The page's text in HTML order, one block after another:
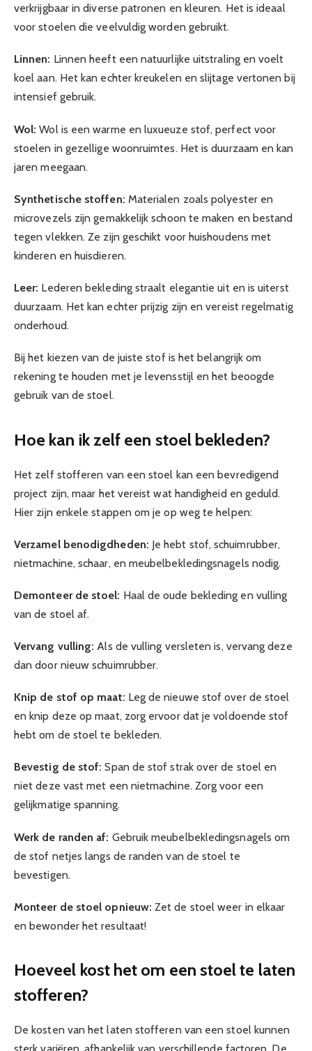
verkrijgbaar in diverse patronen en kleuren. Het is ideaal
voor stoelen die veelvuldig worden gebruikt.
Linnen: Linnen heeft een natuurlijke uitstraling en voelt
koel aan. Het kan echter kreukelen en slijtage vertonen bij
intensief gebruik.
Wol:Wol is een warme en luxueuze stof, perfect voor
stoelen in gezellige woonruimtes. Het is duurzaam en kan
jaren meegaan.
Synthetische stoffen: Materialen zoals polyester en
microvezels zijn gemakkelijk schoon te maken en bestand
tegen vlekken. Ze zijn geschikt voor huishoudens met
kinderen en huisdieren.
Leer: Lederen bekleding straalt elegantie uit en is uiterst
duurzaam. Het kan echter prijzig zijn en vereist regelmatig
onderhoud.
Bij het kiezen van de juiste stof is het belangrijk om
rekening te houden met je levensstijl en het beoogde
gebruik van de stoel.
Hoe kan ik zelf een stoel bekleden?
Het zelf stofferen van een stoel kan een bevredigend
project zijn, maar het vereist wat handigheid en geduld.
Hier zijn enkele stappen om je op weg te helpen:
Verzamel benodigdheden: Je hebt stof, schuimrubber,
nietmachine, schaar, en meubelbekledingsnagels nodig.
Demonteer de stoel: Haal de oude bekleding en vulling
van de stoel af.
Vervang vulling: Als de vulling versleten is, vervang deze
dan door nieuw schuimrubber.
Knip de stof op maat: Leg de nieuwe stof over de stoel
en knip deze op maat, zorg ervoor dat je voldoende stof
hebt om de stoel te bekleden.
Bevestig de stof:Span de stof strak over de stoel en
niet deze vast met een nietmachine. Zorg voor een
gelijkmatige spanning.
Werk de randen af: Gebruik meubelbekledingsnagels om
de stof netjes langs de randen van de stoel te
bevestigen.
Monteer de stoel opnieuw: Zet de stoel weer in elkaar
en bewonder het resultaat!
Hoeveel kost het om een stoel te laten
stofferen?
De kosten van het laten stofferen van een stoel kunnen